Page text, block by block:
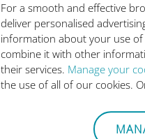
For a smooth and effective
deliver personalised
information about your use
combine it with other
their services. Manage your
the use of all of our cookies.
유비기